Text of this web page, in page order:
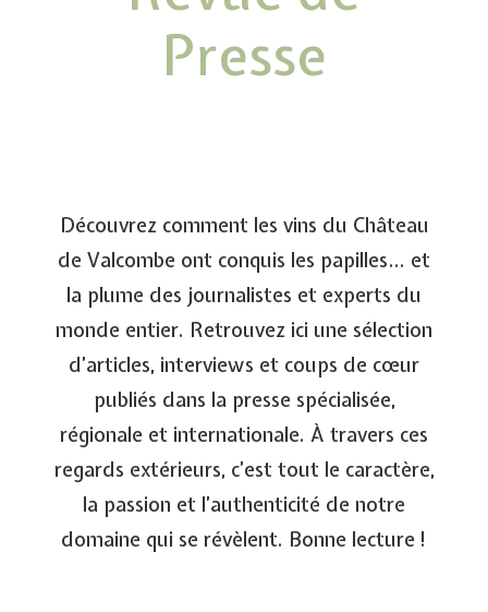
Presse
Découvrez comment les vins du Château
de Valcombe ont conquis les papilles… et
la plume des journalistes et experts du
monde entier. Retrouvez ici une sélection
d’articles, interviews et coups de cœur
publiés dans la presse spécialisée,
régionale et internationale. À travers ces
regards extérieurs, c’est tout le caractère,
la passion et l’authenticité de notre
domaine qui se révèlent. Bonne lecture !